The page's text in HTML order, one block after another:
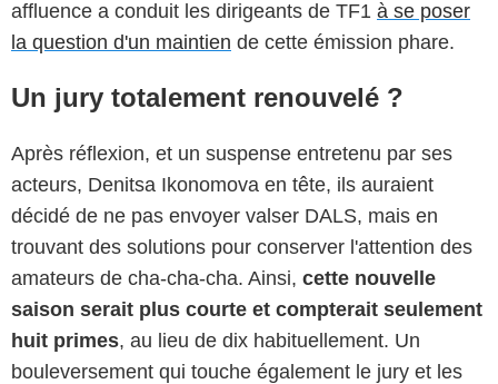
affluence a conduit les dirigeants de TF1 à se poser
la question d'un maintien de cette émission phare.
Un jury totalement renouvelé ?
Après réflexion, et un suspense entretenu par ses
acteurs, Denitsa Ikonomova en tête, ils auraient
décidé de ne pas envoyer valser DALS, mais en
trouvant des solutions pour conserver l'attention des
amateurs de cha-cha-cha. Ainsi, cette nouvelle
saison serait plus courte et compterait seulement
huit primes, au lieu de dix habituellement. Un
bouleversement qui touche également le jury et les